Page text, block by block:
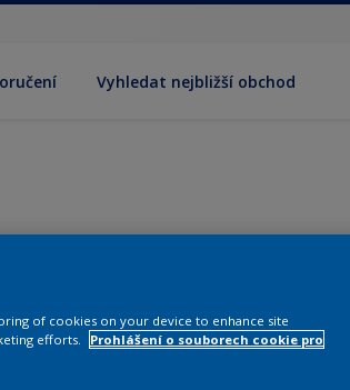
Vyhledat nejbližší obchod
of cookies on your device to enhance site
efforts.
Prohlášení o souborech cookie pro